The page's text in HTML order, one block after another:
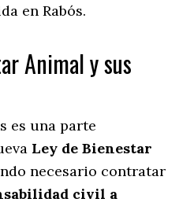
en Rabós.
Animal y sus
es una parte
Ley de Bienestar
necesario contratar
civil a